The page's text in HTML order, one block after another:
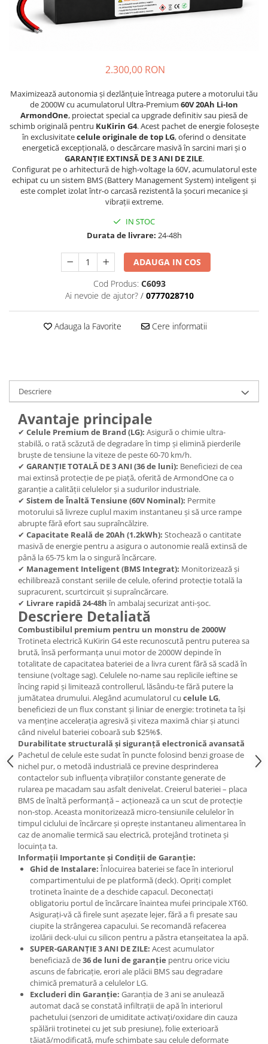
Etrieri
https://www.doctortrotineta.ro/lumini
Aparatori (aripi)
Cricuri trotineta
Suruburi
Suspensie
2.300,00 RON
Maximizează autonomia și dezlănțuie întreaga putere a motorului tău
de 2000W cu acumulatorul Ultra-Premium 60V 20Ah Li-Ion
ArmondOne, proiectat special ca upgrade definitiv sau piesă de
schimb originală pentru KuKirin G4. Acest pachet de energie folosește
în exclusivitatecelule originale de top LG, oferind o densitate
energetică excepțională, o descărcare masivă în sarcini mari și o
GARANȚIE EXTINSĂ DE 3 ANI DE ZILE.
Configurat pe o arhitectură de high-voltage la 60V, acumulatorul este
echipat cu un sistem BMS (Battery Management System) inteligent și
este complet izolat într-o carcasă rezistentă la șocuri mecanice și
vibrații extreme.
IN STOC
Durata de livrare: 24-48h
ADAUGA IN COS
Cod Produs: C6093
Ai nevoie de ajutor? / 0777028710
Adauga la Favorite Cere informatii
Descriere
Avantaje principale
✔ Celule Premium de Brand (LG): Asigură o chimie ultra-
stabilă, o rată scăzută de degradare în timp și elimină pierderile
bruște de tensiune la viteze de peste 60-70 km/h.
✔ GARANȚIE TOTALĂ DE 3 ANI (36 de luni): Beneficiezi de cea
mai extinsă protecție de pe piață, oferită de ArmondOne ca o
garanție a calității celulelor și a sudurilor industriale.
✔ Sistem de Înaltă Tensiune (60V Nominal): Permite
motorului să livreze cuplul maxim instantaneu și să urce rampe
abrupte fără efort sau supraîncălzire.
✔ Capacitate Reală de 20Ah (1.2kWh): Stochează o cantitate
masivă de energie pentru a asigura o autonomie reală extinsă de
până la 65-75 km la o singură încărcare.
✔ Management Inteligent (BMS Integrat): Monitorizează și
echilibrează constant seriile de celule, oferind protecție totală la
supracurent, scurtcircuit și supraîncărcare.
✔ Livrare rapidă 24-48hîn ambalaj securizat anti-șoc.
Descriere Detaliată
Combustibilul premium pentru un monstru de 2000W
Trotineta electrică KuKirin G4 este recunoscută pentru puterea sa
brută, însă performanța unui motor de 2000W depinde în
totalitate de capacitatea bateriei de a livra curent fără să scadă în
tensiune (voltage sag). Celulele no-name sau replicile ieftine se
încing rapid și limitează controllerul, lăsându-te fără putere la
jumătatea drumului. Alegând acumulatorul cu celule LG,
beneficiezi de un flux constant și liniar de energie: trotineta ta își
va menține accelerația agresivă și viteza maximă chiar și atunci
când nivelul bateriei coboară sub $25%$.
Durabilitate structurală și siguranță electronică avansată
Pachetul de celule este sudat în puncte folosind benzi groase de
nichel pur, o metodă industrială ce previne desprinderea
contactelor sub influența vibrațiilor constante generate de
rularea pe macadam sau asfalt denivelat. Creierul bateriei – placa
BMS de înaltă performanță – acționează ca un scut de protecție
non-stop. Aceasta monitorizează micro-tensiunile celulelor în
timpul ciclului de încărcare și oprește instantaneu alimentarea în
caz de anomalie termică sau electrică, protejând trotineta și
locuința ta.
Informații Importante și Condiții de Garanție:
Ghid de Instalare: Înlocuirea bateriei se face în interiorul
compartimentului de pe platformă (deck). Opriți complet
trotineta înainte de a deschide capacul. Deconectați
obligatoriu portul de încărcare înaintea mufei principale XT60.
Asigurați-vă că firele sunt așezate lejer, fără a fi presate sau
ciupite la strângerea capacului. Se recomandă refacerea
izolării deck-ului cu silicon pentru a păstra etanșeitatea la apă.
SUPER-GARANȚIE 3 ANI DE ZILE: Acest acumulator
beneficiază de36 de luni de garanție pentru orice viciu
ascuns de fabricație, erori ale plăcii BMS sau degradare
chimică prematură a celulelor LG.
Excluderi din Garanție: Garanția de 3 ani se anulează
automat dacă se constată infiltrații de apă în interiorul
pachetului (senzori de umiditate activați/oxidare din cauza
spălării trotinetei cu jet sub presiune), folie exterioară
tăiată/modificată, mufe schimbate sau celule deformate